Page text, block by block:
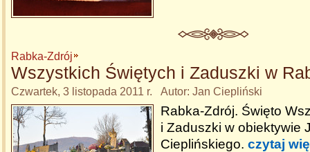
Rabka-Zdrój
Wszystkich Świętych i Zaduszki w
Czwartek, 3 listopada 2011 r. Autor: Jan Ciepliński
Rabka-Zdrój. Święto
i Zaduszki w obiektywie
Cieplińskiego. czytaj